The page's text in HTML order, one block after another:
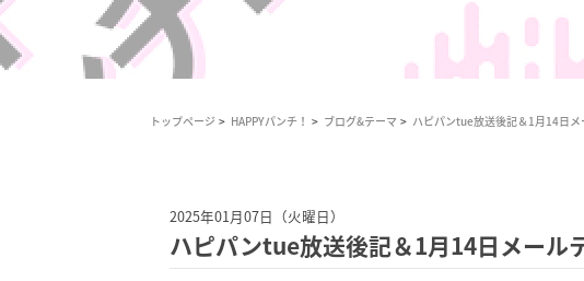
トップページ HAPPYパンチ！ ブログ&テーマ ハピパンtue放送後記＆1月14日
2025年01月07日（火曜日）
ハピパンtue放送後記＆1月14日メール